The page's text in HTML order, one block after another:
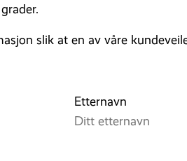
slik at en av våre
Etternavn